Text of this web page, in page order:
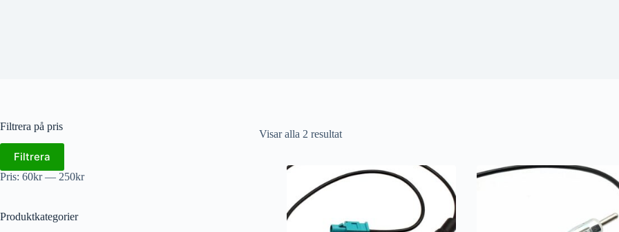
Visar alla 2 resultat
Filtrera på pris
Filtrera
Pris: 60kr— 250kr
Produktkategorier